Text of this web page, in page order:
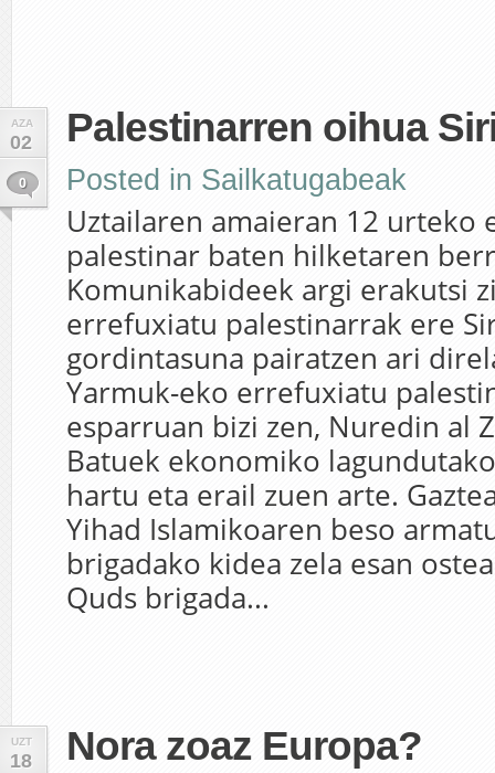
AZA
02
0
Palestinarren oihua
Posted in Sailkatugabeak
Uztailaren amaieran 12 urteko
palestinar baten hilketaren
Komunikabideek argi erakutsi
errefuxiatu palestinarrak ere
gordintasuna pairatzen ari
Yarmuk-eko errefuxiatu
esparruan bizi zen, Nuredin al
Batuek ekonomiko
hartu eta erail zuen arte.
Yihad Islamikoaren beso
brigadako kidea zela esan
Quds brigada...
UZT
18 Nora zoaz Europa?